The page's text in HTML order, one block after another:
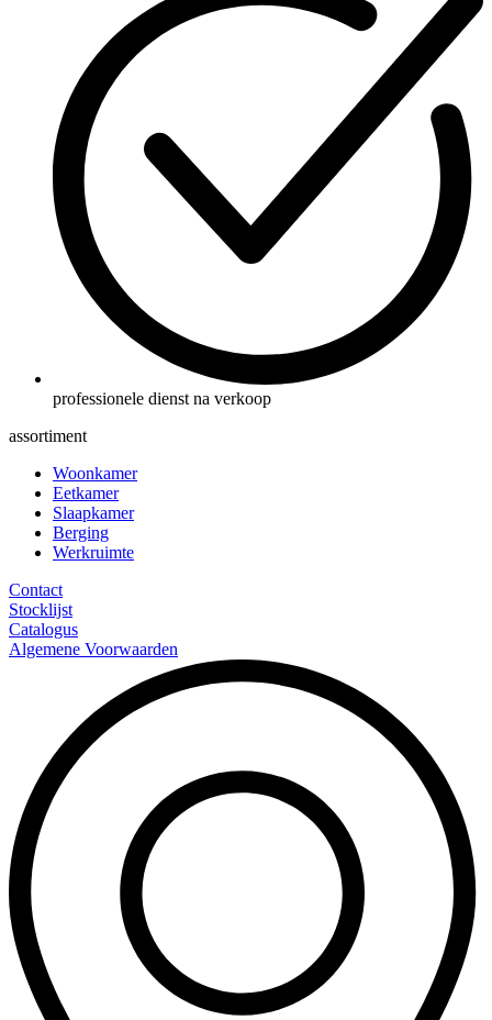
professionele dienst na verkoop
assortiment
Woonkamer
Eetkamer
Slaapkamer
Berging
Werkruimte
Contact
Stocklijst
Catalogus
Algemene Voorwaarden